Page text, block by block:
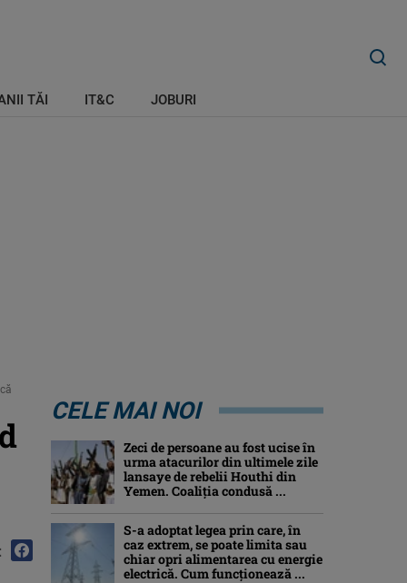
TĂI IT&C JOBURI
CELE MAI NOI
Zeci de persoane au fost ucise în
urma atacurilor din ultimele zile
lansaye de rebelii Houthi din
Yemen. Coaliția condusă ...
S-a adoptat legea prin care, în
caz extrem, se poate limita sau
chiar opri alimentarea cu energie
electrică. Cum funcționează ...